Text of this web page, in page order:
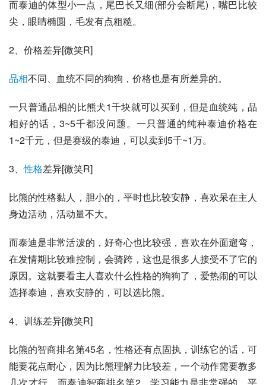
而泰迪的体型小一点，尾巴长又细(部分会断尾)，嘴巴比较
尖，眼睛椭圆，毛发有点粗糙。
2、价格差异[微笑R]
品相不同、血统不同的狗狗，价格也是有所差异的。
一只普通品相的比熊犬1千块就可以买到，但是血统纯，品
相好的话，3~5千都没问题。一只普通的纯种泰迪价格在
1~2千元，但是赛级的泰迪，可以卖到5千~1万。
3、性格差异[微笑R]
比熊的性格黏人，胆小的，平时也比较安静，喜欢呆在主人
身边活动，活动量不大。
而泰迪是非常活泼的，好奇心也比较强，喜欢在外面遛弯，
在发情期比较难控制，会骑跨，这也是很多人接受不了它的
原因。这就要看主人喜欢什么性格的狗狗了，爱热闹的可以
选择泰迪，喜欢安静的，可以选比熊。
4、训练差异[微笑R]
比熊的智商排名第45名，性格还有点固执，训练它的话，可
能要花点耐心，因为比熊理解力比较差，一个动作需要教多